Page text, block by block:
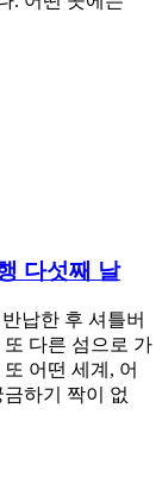
다섯째 날
납한 후 셔틀버
다른 섬으로 가
어떤 세계, 어
하기 짝이 없